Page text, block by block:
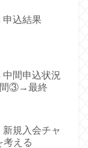
申込結果
間申込状況
間③→最終
規入会チャ
考える